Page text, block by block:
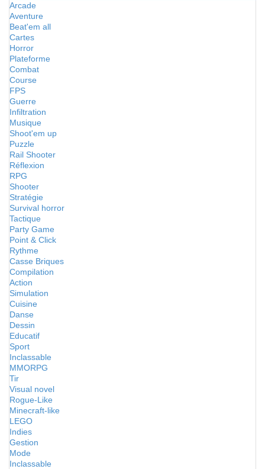
Arcade
Aventure
Beat'em all
Cartes
Horror
Plateforme
Combat
Course
FPS
Guerre
Infiltration
Musique
Shoot'em up
Puzzle
Rail Shooter
Réflexion
RPG
Shooter
Stratégie
Survival horror
Tactique
Party Game
Point & Click
Rythme
Casse Briques
Compilation
Action
Simulation
Cuisine
Danse
Dessin
Educatif
Sport
Inclassable
MMORPG
Tir
Visual novel
Rogue-Like
Minecraft-like
LEGO
Indies
Gestion
Mode
Inclassable